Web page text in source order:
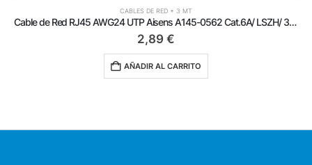
CABLES DE RED + 3 MT
Cable de Red RJ45 AWG24 UTP Aisens A145-0562 Cat.6A/ LSZH/ 3m/ Rojo
2,89 €
AÑADIR AL CARRITO